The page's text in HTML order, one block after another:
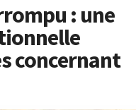
: une
concernant